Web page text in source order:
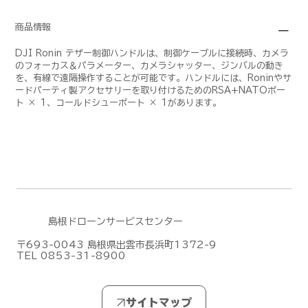
商品情報
DJI Ronin テザー制御ハンドルは、制御ケーブルに接続時、カメラ
のフォーカス＆パラメーター、カメラシャッター、ジンバルの動き
を、有線で遠隔操作することが可能です。ハンドルには、Roninやサ
ードパーティ製アクセサリーを取り付けるためのRSA+NATOポー
ト × 1、コールドシューポート × 1があります。
島根ドローンサービスセンター
〒693-0043 島根県出雲市長浜町1372-9
TEL 0853-31-8900